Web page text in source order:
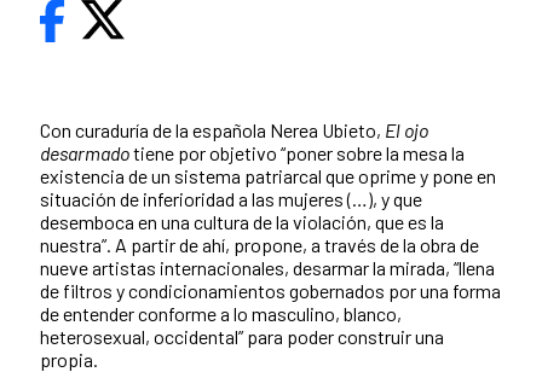
Con curaduría de la española Nerea Ubieto, El ojo
desarmadotiene por objetivo “poner sobre la mesa la
existencia de un sistema patriarcal que oprime y pone en
situación de inferioridad a las mujeres (…), y que
desemboca en una cultura de la violación, que es la
nuestra”. A partir de ahí, propone, a través de la obra de
nueve artistas internacionales, desarmar la mirada, “llena
de filtros y condicionamientos gobernados por una forma
de entender conforme a lo masculino, blanco,
heterosexual, occidental” para poder construir una
propia.